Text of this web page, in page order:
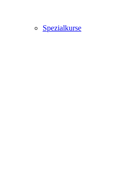
Spezialkurse